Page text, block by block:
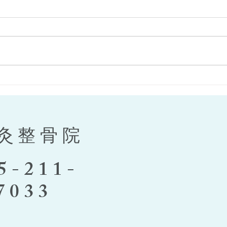
作
整骨院
211-